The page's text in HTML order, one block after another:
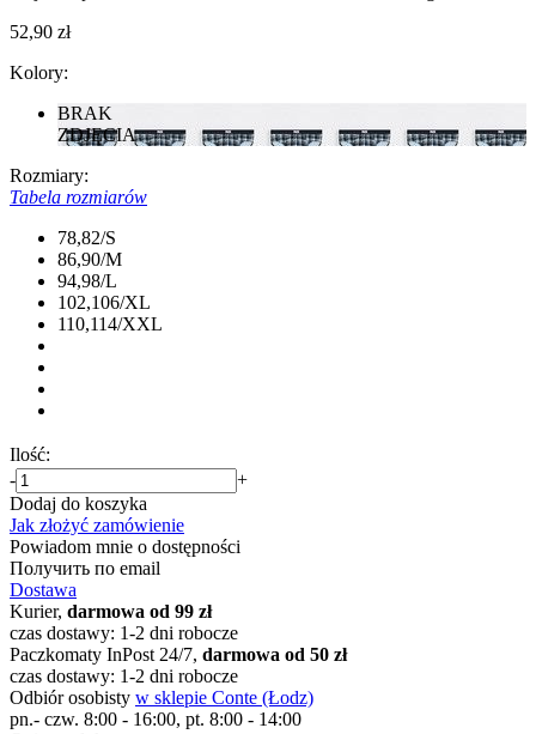
52,90 zł
Kolory:
BRAK
ZDJĘCIA
Rozmiary:
Tabela rozmiarów
78,82/S
86,90/M
94,98/L
102,106/XL
110,114/XXL
Ilość:
-
+
Dodaj do koszyka
Jak złożyć zamówienie
Powiadom mnie o dostępności
Получить по email
Dostawa
Kurier, darmowa od 99 zł
czas dostawy: 1-2 dni robocze
Paczkomaty InPost 24/7, darmowa od 50 zł
czas dostawy: 1-2 dni robocze
Odbiór osobisty w sklepie Conte (Łodz)
pn.- czw. 8:00 - 16:00, pt. 8:00 - 14:00